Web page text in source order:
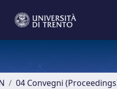
04 Convegni